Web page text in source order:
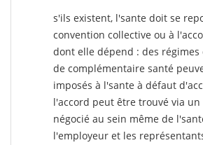
s'ils existent, l'sante doit se
convention collective ou à
dont elle dépend : des régimes
de complémentaire santé
imposés à l'sante à défaut
l'accord peut être trouvé via
négocié au sein même de
l'employeur et les